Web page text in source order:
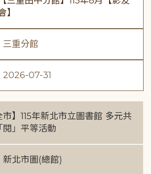
】
三重分館
2026-07-31
市】115年新北市立圖書館 多元共
閱」平等活動
新北市圖(總館)